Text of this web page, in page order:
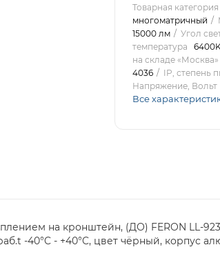
Товарная категория
многоматричный
15000 лм
Угол
температура
на складе «Москва»
4036
IP, степень
Напряжение, Вольт
Все
на кронштейн, (ДО) FERON LL-
-40°C - +40°C, цвет чёрный, корпус